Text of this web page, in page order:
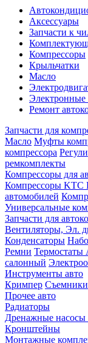
Аксессуары
Запчасти к
Компрессоры
Крыльчатки
Масло
Ремонт
Запчасти для
Масло Муфты
компрессора
ремкомплекты
Компрессоры для
Компрессоры KTC
автомобилей
Универсальные
Запчасти для
Вентиляторы, Эл.
Конденсаторы
Ремни Термостаты
салонный
Инструменты авто
Кримпер Съемники
Прочее авто
Радиаторы
Дренажные
Кронштейны
Монтажные